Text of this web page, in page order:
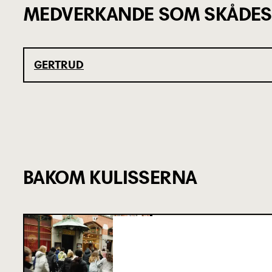
MEDVERKANDE SOM
GERTRUD
BAKOM KULISSERNA
SJU